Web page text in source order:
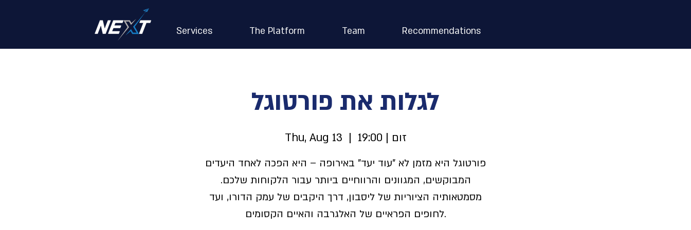
Services The Platform Team Recommendations
לגלות את פורטוגל
Thu, Aug 13
  |
זום | 19:00
פורטוגל היא מזמן לא "עוד יעד" באירופה – היא הפכה לאחד היעדים
המבוקשים, המגוונים והרווחיים ביותר עבור הלקוחות שלכם.
מסמטאותיה הציוריות של ליסבון, דרך היקבים של עמק הדורו, ועד
לחופים הפראיים של האלגרבה והאיים הקסומים.